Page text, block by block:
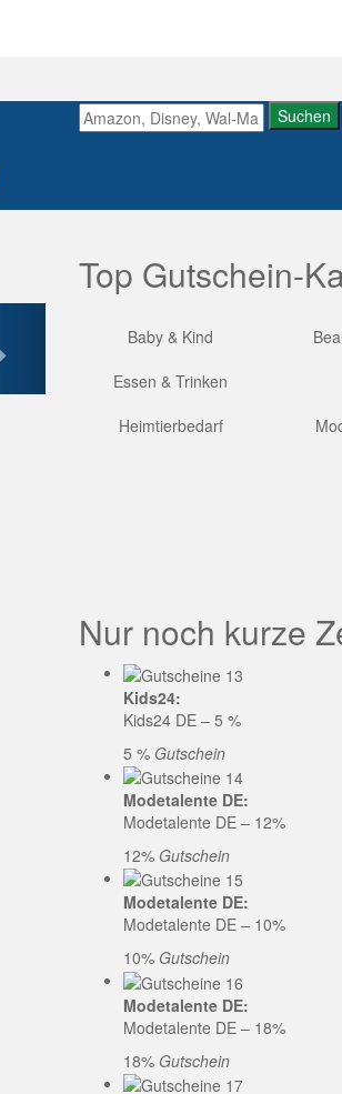
Suchen
Top Gutschein-
Baby & Kind
Essen & Trinken
Heimtierbedarf
Nur noch kurze
Kids24:
Kids24 DE – 5 %
5 % Gutschein
Modetalente DE:
Modetalente DE – 12%
12% Gutschein
Modetalente DE:
Modetalente DE – 10%
10% Gutschein
Modetalente DE:
Modetalente DE – 18%
18% Gutschein